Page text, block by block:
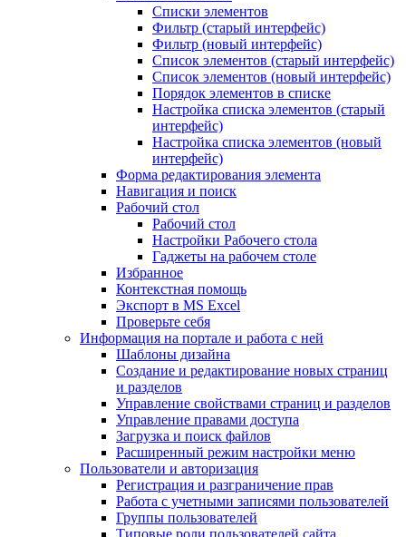
Списки элементов
Фильтр (старый интерфейс)
Фильтр (новый интерфейс)
Список элементов (старый интерфейс)
Список элементов (новый интерфейс)
Порядок элементов в списке
Настройка списка элементов (старый
интерфейс)
Настройка списка элементов (новый
интерфейс)
Форма редактирования элемента
Навигация и поиск
Рабочий стол
Рабочий стол
Настройки Рабочего стола
Гаджеты на рабочем столе
Избранное
Контекстная помощь
Экспорт в MS Excel
Проверьте себя
Информация на портале и работа с ней
Шаблоны дизайна
Создание и редактирование новых страниц
и разделов
Управление свойствами страниц и разделов
Управление правами доступа
Загрузка и поиск файлов
Расширенный режим настройки меню
Пользователи и авторизация
Регистрация и разграничение прав
Работа с учетными записями пользователей
Группы пользователей
Типовые роли пользователей сайта